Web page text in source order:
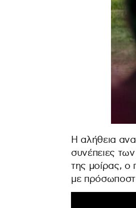
Η αλήθεια
συνέπειες
της μοίρας, ο
με